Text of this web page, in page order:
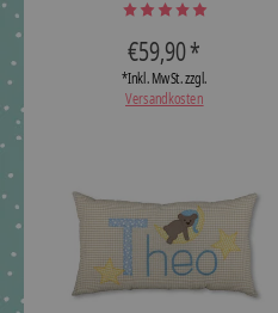
The rating of this product is
€59,90 *
*Inkl. MwSt. zzgl.
Versandkosten